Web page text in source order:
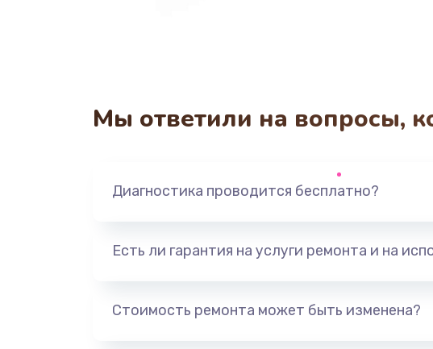
Мы ответили на вопросы,
Диагностика проводится бесплатно?
Есть ли гарантия на услуги ремонта и на
Стоимость ремонта может быть изменена?